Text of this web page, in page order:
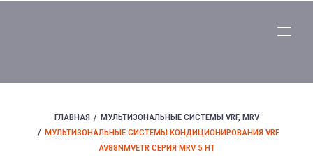
ГЛАВНАЯ
МУЛЬТИЗОНАЛЬНЫЕ СИСТЕМЫ VRF, MRV
МУЛЬТИЗОНАЛЬНЫЕ СИСТЕМЫ КОНДИЦИОНИРОВАНИЯ VRF
AV88NMVETR СЕРИЯ MRV 5 HT